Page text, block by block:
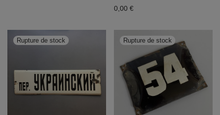
0,00 €